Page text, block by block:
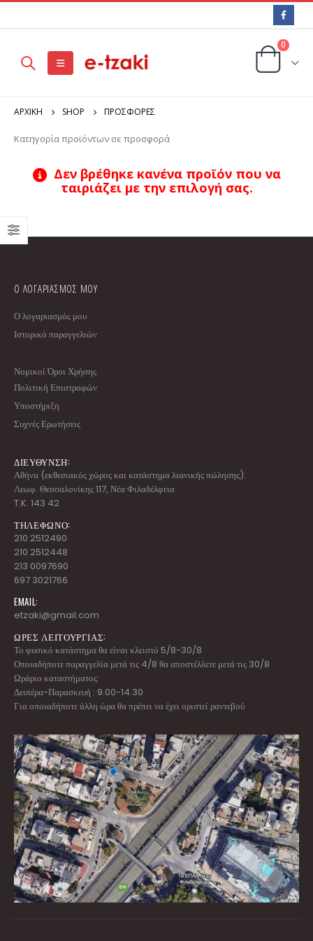
0
ΑΡΧΙΚΉ SHOP ΠΡΟΣΦΟΡΕΣ
Κατηγορία προϊόντων σε προσφορά
Δεν βρέθηκε κανένα προϊόν που να
ταιριάζει με την επιλογή σας.
Ο ΛΟΓΑΡΙΑΣΜΟΣ ΜΟΥ
Ο λογαριασμός μου
Ιστορικό παραγγελιών
Νομικοί Όροι Χρήσης
Πολιτική Επιστροφών
Υποστήριξη
Συχνές Ερωτήσεις
ΔΙΕΥΘΥΝΣΗ:
Αθήνα (εκθεσιακός χώρος και κατάστημα λιανικής πώλησης):
Λεωφ. Θεσσαλονίκης 117, Νέα Φιλαδέλφεια
T.K. 143 42
ΤΗΛΕΦΩΝΟ:
210 2512490
210 2512448
213 0097690
697 3021766
EMAIL:
etzaki@gmail.com
ΩΡΕΣ ΛΕΙΤΟΥΡΓΙΑΣ:
Το φυσικό κατάστημα θα είναι κλειστό 5/8-30/8
Οποιαδήποτε παραγγελία μετά τις 4/8 θα αποστέλλετε μετά τις 30/8
Ωράριο καταστήματος:
Δευτέρα-Παρασκευή : 9.00-14.30
Για οποιαδήποτε άλλη ώρα θα πρέπει να έχει οριστεί ραντεβού